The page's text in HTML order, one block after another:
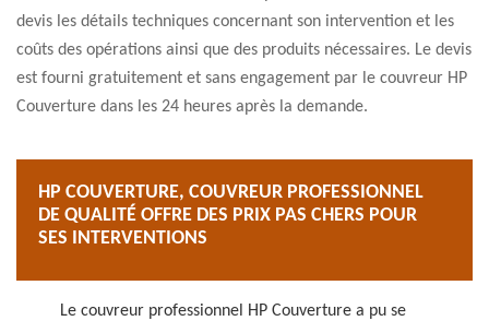
devis les détails techniques concernant son intervention et les
coûts des opérations ainsi que des produits nécessaires. Le devis
est fourni gratuitement et sans engagement par le couvreur HP
Couverture dans les 24 heures après la demande.
HP COUVERTURE, COUVREUR PROFESSIONNEL
DE QUALITÉ OFFRE DES PRIX PAS CHERS POUR
SES INTERVENTIONS
Le couvreur professionnel HP Couverture a pu se